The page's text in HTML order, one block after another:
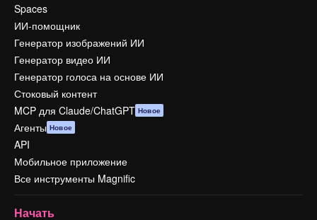
Spaces
ИИ-помощник
Генератор изображений ИИ
Генератор видео ИИ
Генератор голоса на основе ИИ
Стоковый контент
MCP для Claude/ChatGPT Новое
Агенты Новое
API
Мобильное приложение
Все инструменты Magnific
Начать